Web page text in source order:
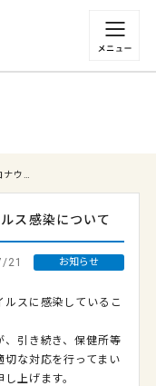
についてはこちら
ウ…
ス感染について
21 お知らせ
スに感染しているこ
引き続き、保健所等
な対応を行ってまい
上げます。